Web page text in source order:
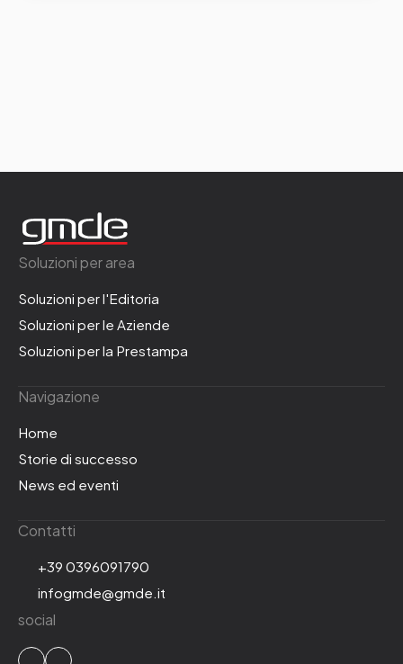
Soluzioni per area
Soluzioni per l'Editoria
Soluzioni per le Aziende
Soluzioni per la Prestampa
Navigazione
Home
Storie di successo
News ed eventi
Contatti
+39 0396091790
infogmde@gmde.it
social